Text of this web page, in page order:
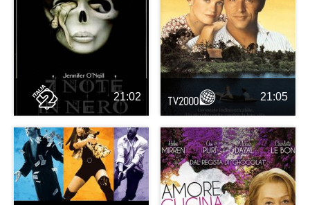
21:02 21:05